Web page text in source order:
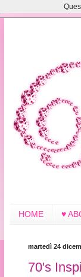
HOME ♥
martedì 24
70's